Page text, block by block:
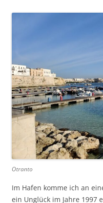
Otranto
Im Hafen komme ich an
ein Unglück im Jahre 1997